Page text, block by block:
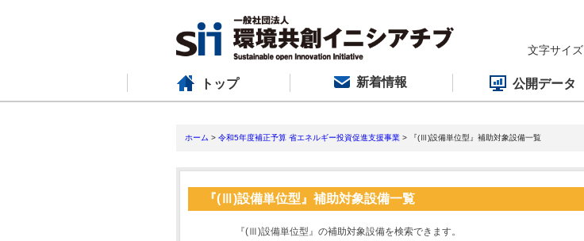
文字サイズ
トップ 新着情報 公開データ
ホーム > 令和5年度補正予算 省エネルギー投資促進支援事業 > 『(Ⅲ)設備単位型』補助対象設備一覧
『(Ⅲ)設備単位型』補助対象設備一覧
『(Ⅲ)設備単位型』の補助対象設備を検索できます。